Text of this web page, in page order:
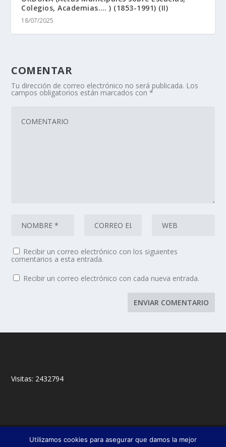
Colegios, Academias…. ) (1853-1991) (II)
18/07/2025
COMENTAR
Tu dirección de correo electrónico no será publicada. Los
campos obligatorios están marcados con*
Recibir un correo electrónico con los siguientes
comentarios a esta entrada.
Recibir un correo electrónico con cada nueva entrada.
Visitas: 2432794
© 2018,Francisco Javier Fernández Chento & Mitxel
Utilizamos cookies para asegurar que damos la mejor